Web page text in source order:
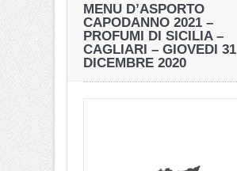
MENU D’ASPORTO
CAPODANNO 2021 –
PROFUMI DI SICILIA –
CAGLIARI – GIOVEDI 31
DICEMBRE 2020